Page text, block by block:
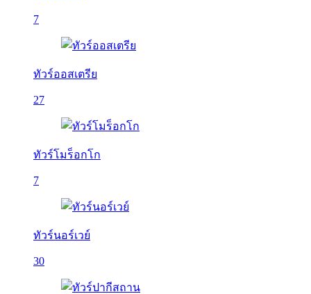
7
ทัวร์ออสเตรีย
27
ทัวร์โมร็อกโก
7
ทัวร์นอร์เวย์
30